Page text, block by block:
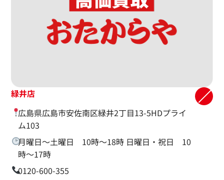
緑井店
広島県広島市安佐南区緑井2丁目13-5HDプライ
ム103
月曜日〜土曜日 10時〜18時 日曜日・祝日 10
時〜17時
0120-600-355